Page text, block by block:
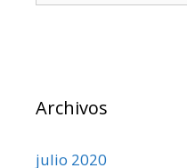
Archivos
julio 2020